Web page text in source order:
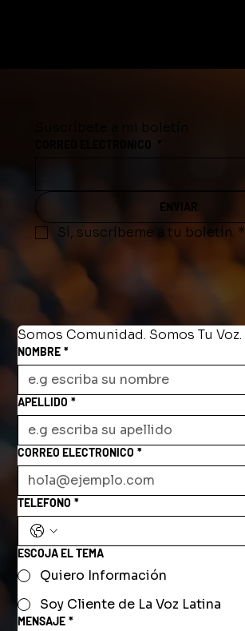
Suscríbete a mi boletín
CORREO ELECTRONICO
ENVIAR
Sí, suscríbeme a tu boletín. *
Somos Comunidad. Somos Tu Voz.
NOMBRE *
APELLIDO *
CORREO ELECTRONICO *
TELEFONO *
ESCOJA EL TEMA
Quiero Información
Soy Cliente de La Voz Latina
MENSAJE *